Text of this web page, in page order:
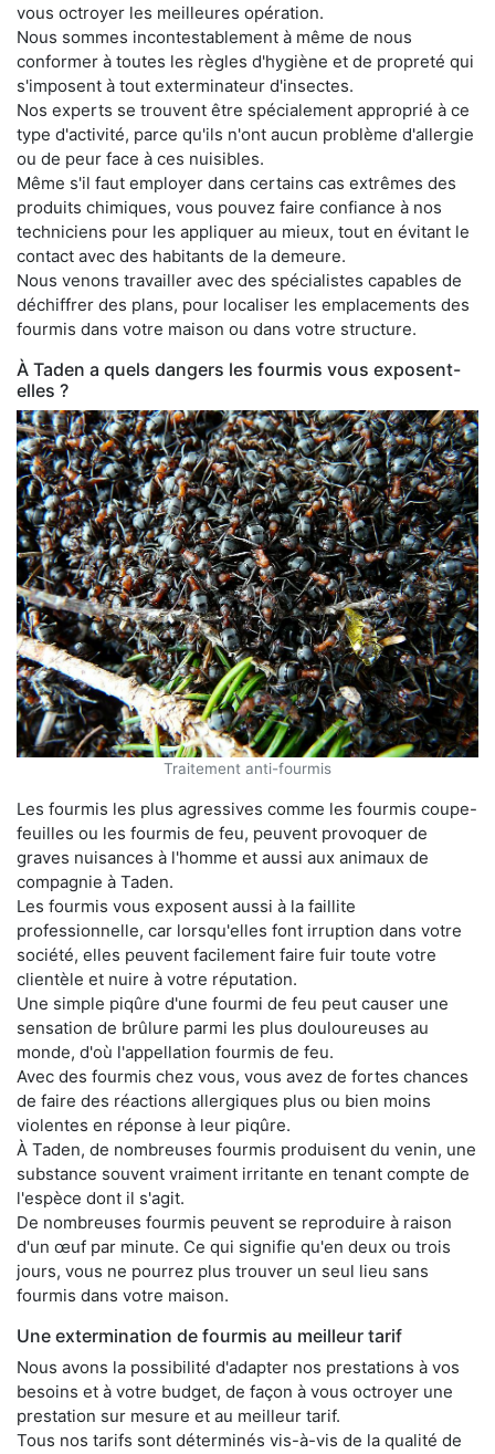
vous octroyer les meilleures opération.
Nous sommes incontestablement à même de nous
conformer à toutes les règles d'hygiène et de propreté qui
s'imposent à tout exterminateur d'insectes.
Nos experts se trouvent être spécialement approprié à ce
type d'activité, parce qu'ils n'ont aucun problème d'allergie
ou de peur face à ces nuisibles.
Même s'il faut employer dans certains cas extrêmes des
produits chimiques, vous pouvez faire confiance à nos
techniciens pour les appliquer au mieux, tout en évitant le
contact avec des habitants de la demeure.
Nous venons travailler avec des spécialistes capables de
déchiffrer des plans, pour localiser les emplacements des
fourmis dans votre maison ou dans votre structure.
À Taden a quels dangers les fourmis vous exposent-
elles ?
Traitement anti-fourmis
Les fourmis les plus agressives comme les fourmis coupe-
feuilles ou les fourmis de feu, peuvent provoquer de
graves nuisances à l'homme et aussi aux animaux de
compagnie à Taden.
Les fourmis vous exposent aussi à la faillite
professionnelle, car lorsqu'elles font irruption dans votre
société, elles peuvent facilement faire fuir toute votre
clientèle et nuire à votre réputation.
Une simple piqûre d'une fourmi de feu peut causer une
sensation de brûlure parmi les plus douloureuses au
monde, d'où l'appellation fourmis de feu.
Avec des fourmis chez vous, vous avez de fortes chances
de faire des réactions allergiques plus ou bien moins
violentes en réponse à leur piqûre.
À Taden, de nombreuses fourmis produisent du venin, une
substance souvent vraiment irritante en tenant compte de
l'espèce dont il s'agit.
De nombreuses fourmis peuvent se reproduire à raison
d'un œuf par minute. Ce qui signifie qu'en deux ou trois
jours, vous ne pourrez plus trouver un seul lieu sans
fourmis dans votre maison.
Une extermination de fourmis au meilleur tarif
Nous avons la possibilité d'adapter nos prestations à vos
besoins et à votre budget, de façon à vous octroyer une
prestation sur mesure et au meilleur tarif.
Tous nos tarifs sont déterminés vis-à-vis de la qualité de